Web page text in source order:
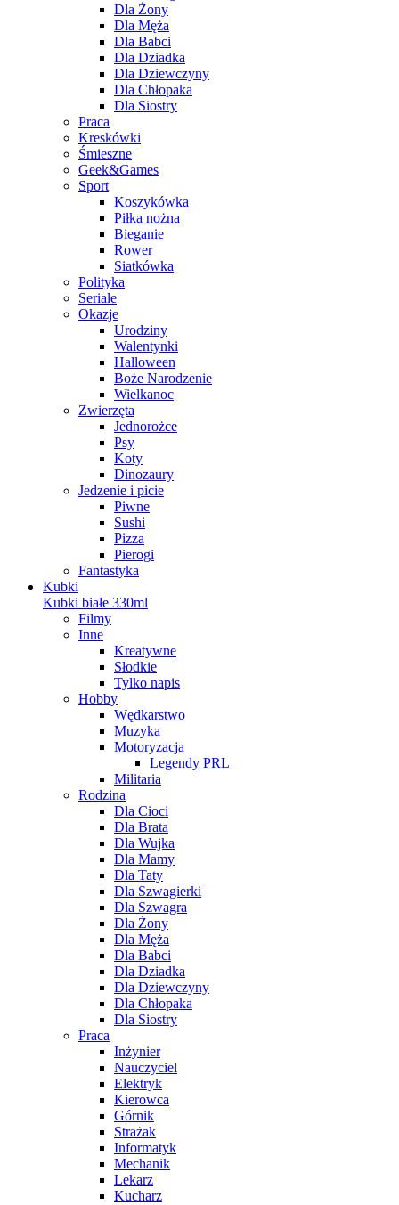
Dla Żony
Dla Męża
Dla Babci
Dla Dziadka
Dla Dziewczyny
Dla Chłopaka
Dla Siostry
Praca
Kreskówki
Śmieszne
Geek&Games
Sport
Koszykówka
Piłka nożna
Bieganie
Rower
Siatkówka
Polityka
Seriale
Okazje
Urodziny
Walentynki
Halloween
Boże Narodzenie
Wielkanoc
Zwierzęta
Jednorożce
Psy
Koty
Dinozaury
Jedzenie i picie
Piwne
Sushi
Pizza
Pierogi
Fantastyka
Kubki
Kubki białe 330ml
Filmy
Inne
Kreatywne
Słodkie
Tylko napis
Hobby
Wędkarstwo
Muzyka
Motoryzacja
Legendy PRL
Militaria
Rodzina
Dla Cioci
Dla Brata
Dla Wujka
Dla Mamy
Dla Taty
Dla Szwagierki
Dla Szwagra
Dla Żony
Dla Męża
Dla Babci
Dla Dziadka
Dla Dziewczyny
Dla Chłopaka
Dla Siostry
Praca
Inżynier
Nauczyciel
Elektryk
Kierowca
Górnik
Strażak
Informatyk
Mechanik
Lekarz
Kucharz